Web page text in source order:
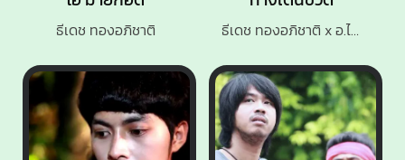
ธีเดช ทองอภิชาติ ธีเดช ทองอภิชาติ x อ.ไข่ มาลีฮวนน่า